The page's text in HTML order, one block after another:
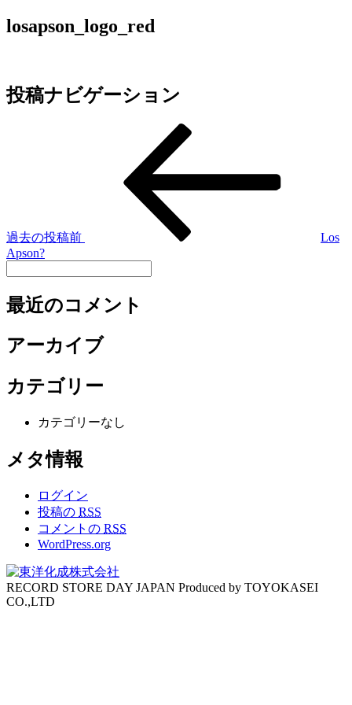
losapson_logo_red
投稿ナビゲーション
過去の投稿前
Los
Apson?
最近のコメント
アーカイブ
カテゴリー
カテゴリーなし
メタ情報
ログイン
投稿の RSS
コメントの RSS
WordPress.org
RECORD STORE DAY JAPAN Produced by TOYOKASEI
CO.,LTD